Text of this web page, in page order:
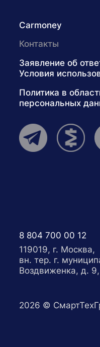
Carmoney
Контакты
Заявление об
Условия
Политика в
персональных
8 804 700 00 12
119019, г. Москва,
вн. тер. г.
Воздвиженка, д.
2026 ©